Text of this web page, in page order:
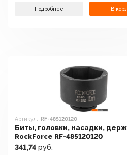
Подробнее В
Артикул: RF-485120120
Биты, головки, насадки,
RockForce RF-485120120
341,74 руб.